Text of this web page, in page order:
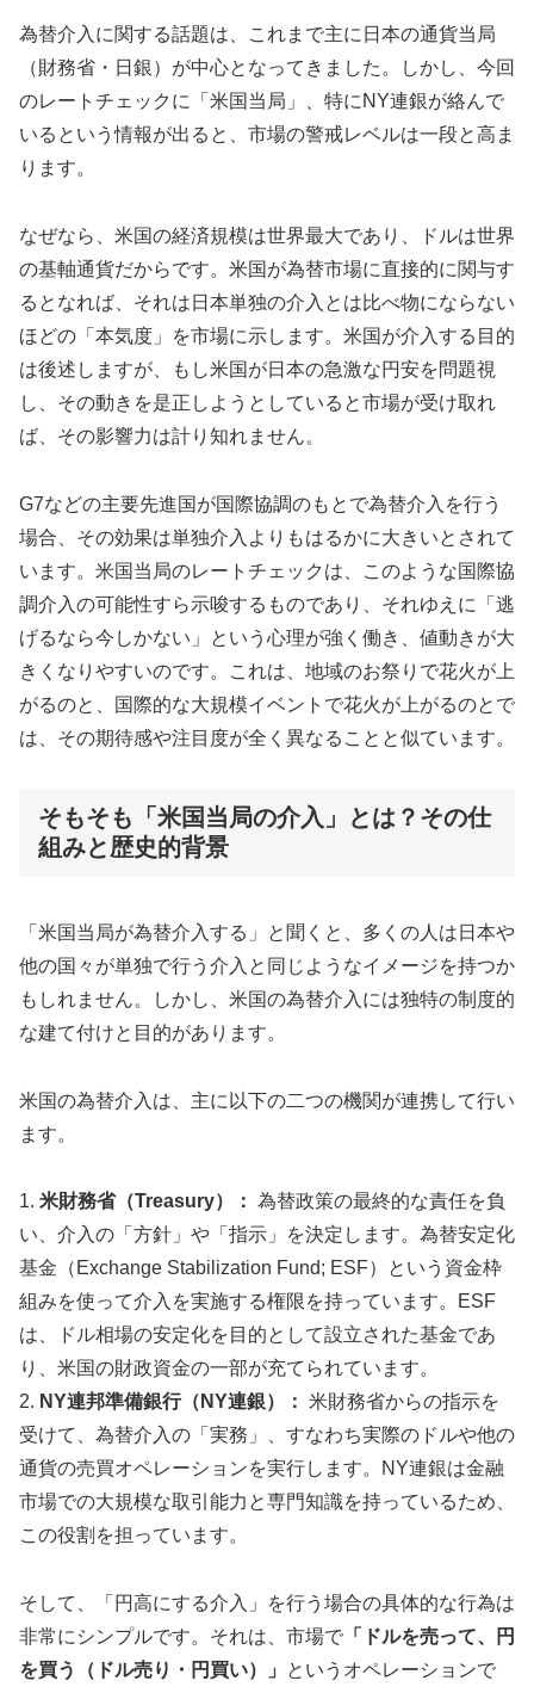
為替介入に関する話題は、これまで主に日本の通貨当局
（財務省・日銀）が中心となってきました。しかし、今回
のレートチェックに「米国当局」、特にNY連銀が絡んで
いるという情報が出ると、市場の警戒レベルは一段と高ま
ります。
なぜなら、米国の経済規模は世界最大であり、ドルは世界
の基軸通貨だからです。米国が為替市場に直接的に関与す
るとなれば、それは日本単独の介入とは比べ物にならない
ほどの「本気度」を市場に示します。米国が介入する目的
は後述しますが、もし米国が日本の急激な円安を問題視
し、その動きを是正しようとしていると市場が受け取れ
ば、その影響力は計り知れません。
G7などの主要先進国が国際協調のもとで為替介入を行う
場合、その効果は単独介入よりもはるかに大きいとされて
います。米国当局のレートチェックは、このような国際協
調介入の可能性すら示唆するものであり、それゆえに「逃
げるなら今しかない」という心理が強く働き、値動きが大
きくなりやすいのです。これは、地域のお祭りで花火が上
がるのと、国際的な大規模イベントで花火が上がるのとで
は、その期待感や注目度が全く異なることと似ています。
そもそも「米国当局の介入」とは？その仕
組みと歴史的背景
「米国当局が為替介入する」と聞くと、多くの人は日本や
他の国々が単独で行う介入と同じようなイメージを持つか
もしれません。しかし、米国の為替介入には独特の制度的
な建て付けと目的があります。
米国の為替介入は、主に以下の二つの機関が連携して行い
ます。
1. 米財務省（Treasury）： 為替政策の最終的な責任を負
い、介入の「方針」や「指示」を決定します。為替安定化
基金（Exchange Stabilization Fund; ESF）という資金枠
組みを使って介入を実施する権限を持っています。ESF
は、ドル相場の安定化を目的として設立された基金であ
り、米国の財政資金の一部が充てられています。
2. NY連邦準備銀行（NY連銀）： 米財務省からの指示を
受けて、為替介入の「実務」、すなわち実際のドルや他の
通貨の売買オペレーションを実行します。NY連銀は金融
市場での大規模な取引能力と専門知識を持っているため、
この役割を担っています。
そして、「円高にする介入」を行う場合の具体的な行為は
非常にシンプルです。それは、市場で 「ドルを売って、円
を買う（ドル売り・円買い）」
というオペレーションで